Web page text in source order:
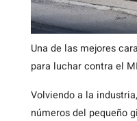
Una de las mejores
para luchar contra el
Volviendo a la
números del pequeño